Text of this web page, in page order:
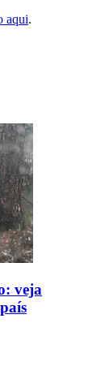
aqui.
veja